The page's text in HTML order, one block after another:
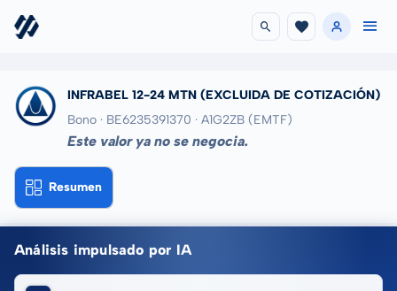
INFRABEL 12-24 MTN (EXCLUIDA DE COTIZACIÓN)
Bono · BE6235391370 · A1G2ZB (EMTF)
Este valor ya no se negocia.
Resumen
Análisis impulsado por IA